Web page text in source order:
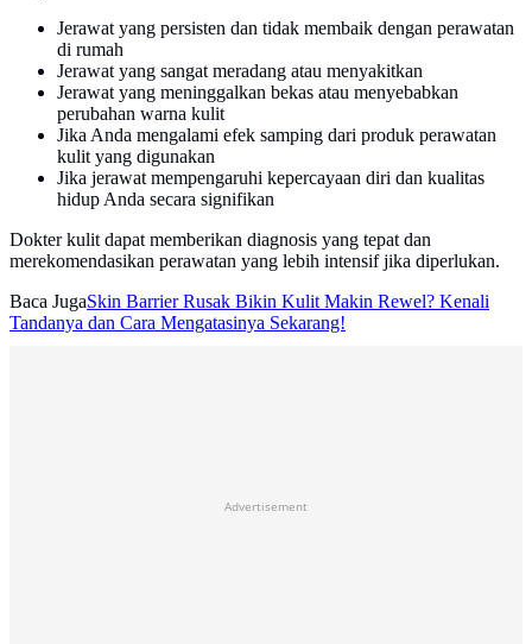
Jerawat yang persisten dan tidak membaik dengan perawatan
di rumah
Jerawat yang sangat meradang atau menyakitkan
Jerawat yang meninggalkan bekas atau menyebabkan
perubahan warna kulit
Jika Anda mengalami efek samping dari produk perawatan
kulit yang digunakan
Jika jerawat mempengaruhi kepercayaan diri dan kualitas
hidup Anda secara signifikan
Dokter kulit dapat memberikan diagnosis yang tepat dan
merekomendasikan perawatan yang lebih intensif jika diperlukan.
Baca JugaSkin Barrier Rusak Bikin Kulit Makin Rewel? Kenali
Tandanya dan Cara Mengatasinya Sekarang!
Advertisement